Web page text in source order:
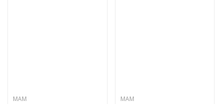
MAM MAM